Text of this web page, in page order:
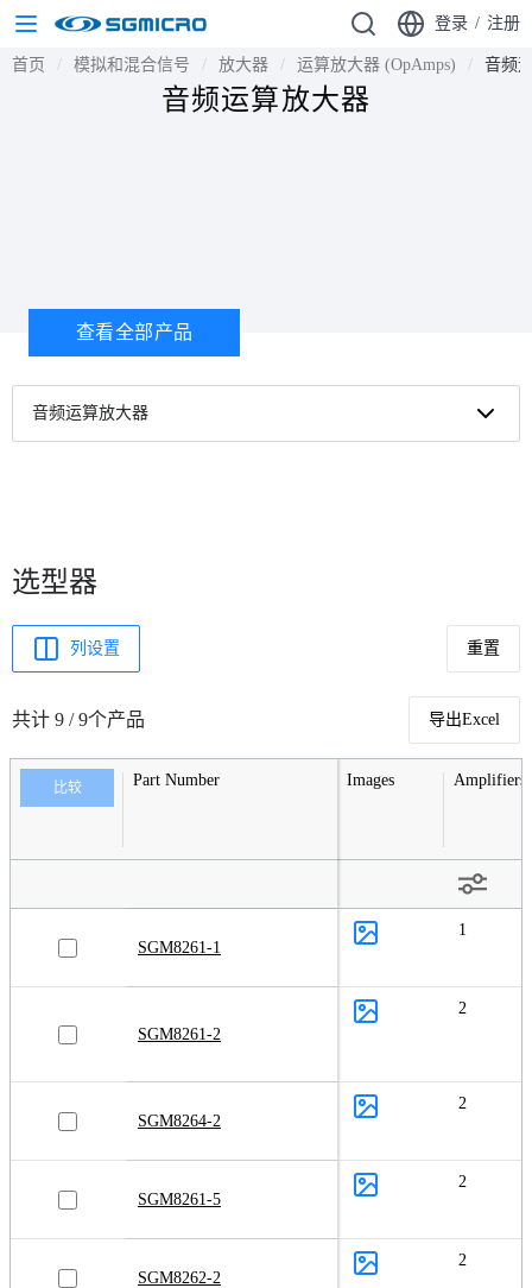
登录 / 注册
首页 模拟和混合信号 放大器 运算放大器 (OpAmps) 音频
音频运算放大器
查看全部产品
音频运算放大器
选型器
列设置 重置
共计 9 / 9个产品 导出Excel
比较 Part Number Images Amplifiers
SGM8261-1
1
SGM8261-2
2
SGM8264-2
2
SGM8261-5
2
SGM8262-2
2